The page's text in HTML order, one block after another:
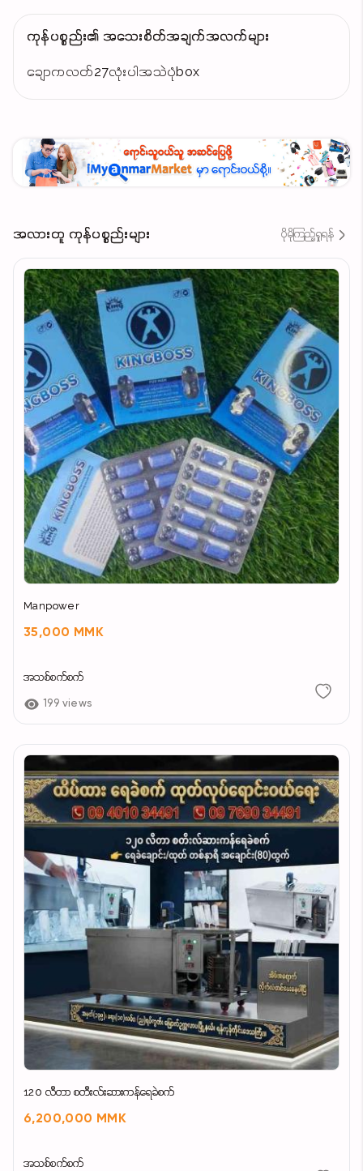
ကုန်ပစ္စည်း၏ အသေးစိတ်အချက်အလက်များ
ချောကလတ်27လုံးပါအသဲပုံbox
အလားတူ ကုန်ပစ္စည်းများ ပိုမိုကြည့်ရှုရန်
Manpower
35,000 MMK
အသစ်စက်စက်
199 views
120 လီတာ စတီးလ်းဆားကန်ရေခဲစက်
6,200,000 MMK
အသစ်စက်စက်